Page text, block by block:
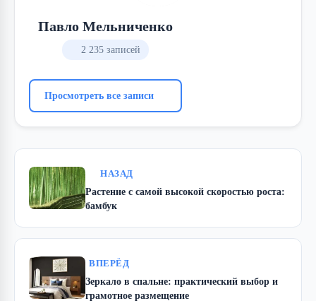
Павло Мельниченко
2 235 записей
Просмотреть все записи
НАЗАД
Растение с самой высокой скоростью роста:
бамбук
ВПЕРЁД
Зеркало в спальне: практический выбор и
грамотное размещение